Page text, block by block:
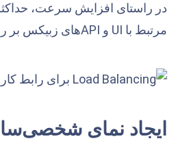
مرتبط با UI و APIهای زبیکس بر روی چندین نقطه در زبیکس ۵.۲ فراهم شده است.
ایجاد نمای